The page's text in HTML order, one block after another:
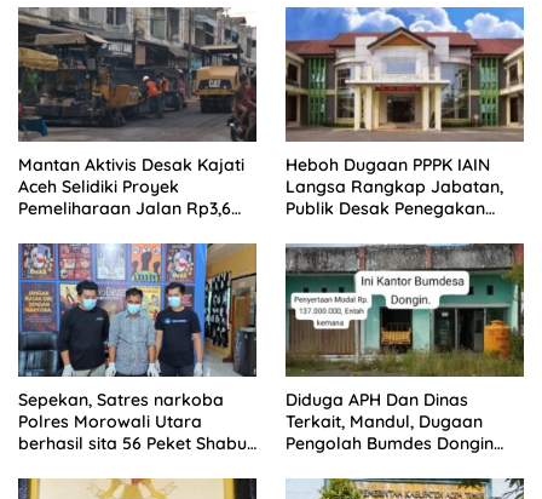
Mantan Aktivis Desak Kajati
Aceh Selidiki Proyek
Pemeliharaan Jalan Rp3,6
Heboh Dugaan PPPK IAIN
Langsa Rangkap Jabatan,
Publik Desak Penegakan
Sepekan, Satres narkoba
Polres Morowali Utara
berhasil sita 56 Peket Shabu
pelaku
Diduga APH Dan Dinas
Terkait, Mandul, Dugaan
Pengolah Bumdes Dongin
Program Pemerintah.